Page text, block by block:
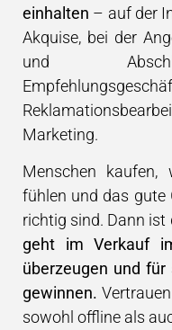
einhalten – auf der
Akquise, bei der
und
Marketing.
Menschen
fühlen und das gute
richtig sind. Dann ist
geht im Verkauf
überzeugen und
gewinnen.
sowohl offline als